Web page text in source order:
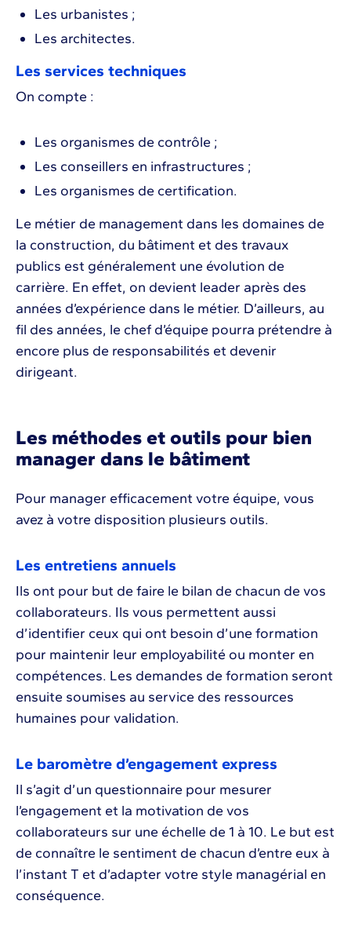
Les urbanistes ;
Les architectes.
Les services techniques
On compte :
Les organismes de contrôle ;
Les conseillers en infrastructures ;
Les organismes de certification.
Le métier de management dans les domaines de
la construction, du bâtiment et des travaux
publics est généralement une évolution de
carrière. En effet, on devient leader après des
années d’expérience dans le métier. D’ailleurs, au
fil des années, le chef d’équipe pourra prétendre à
encore plus de responsabilités et devenir
dirigeant.
Les méthodes et outils pour bien
manager dans le bâtiment
Pour manager efficacement votre équipe, vous
avez à votre disposition plusieurs outils.
Les entretiens annuels
Ils ont pour but de faire le bilan de chacun de vos
collaborateurs. Ils vous permettent aussi
d’identifier ceux qui ont besoin d’une formation
pour maintenir leur employabilité ou monter en
compétences. Les demandes de formation seront
ensuite soumises au service des ressources
humaines pour validation.
Le baromètre d’engagement express
Il s’agit d’un questionnaire pour mesurer
l’engagement et la motivation de vos
collaborateurs sur une échelle de 1 à 10. Le but est
de connaître le sentiment de chacun d’entre eux à
l’instant T et d’adapter votre style managérial en
conséquence.